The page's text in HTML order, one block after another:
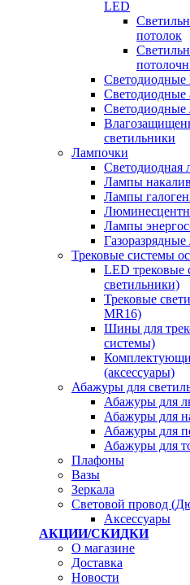
LED
потолок
Светодиодные
Светодиодные
Светодиодные
светильники
Лампочки
Светодиодная
Лампы
Лампы
Лампы
Трековые системы
LED трековые
светильники)
Трековые
MR16)
Шины для
системы)
(аксессуары)
Абажуры для
Абажуры для
Абажуры для
Абажуры для
Абажуры для
Плафоны
Вазы
Зеркала
Световой провод
Аксессуары
АКЦИИ/СКИДКИ
О магазине
Доставка
Новости